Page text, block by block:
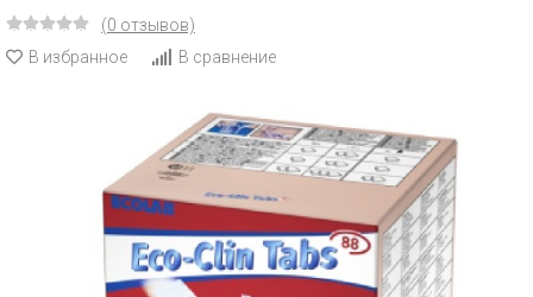
(0 отзывов)
В избранное
В сравнение